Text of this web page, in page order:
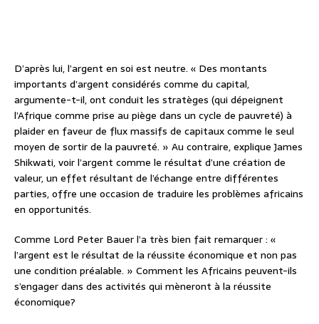
D’après lui, l’argent en soi est neutre. « Des montants
importants d’argent considérés comme du capital,
argumente-t-il, ont conduit les stratèges (qui dépeignent
l’Afrique comme prise au piège dans un cycle de pauvreté) à
plaider en faveur de flux massifs de capitaux comme le seul
moyen de sortir de la pauvreté. » Au contraire, explique James
Shikwati, voir l’argent comme le résultat d’une création de
valeur, un effet résultant de l’échange entre différentes
parties, offre une occasion de traduire les problèmes africains
en opportunités.
Comme Lord Peter Bauer l’a très bien fait remarquer : «
l’argent est le résultat de la réussite économique et non pas
une condition préalable. » Comment les Africains peuvent-ils
s’engager dans des activités qui mèneront à la réussite
économique?